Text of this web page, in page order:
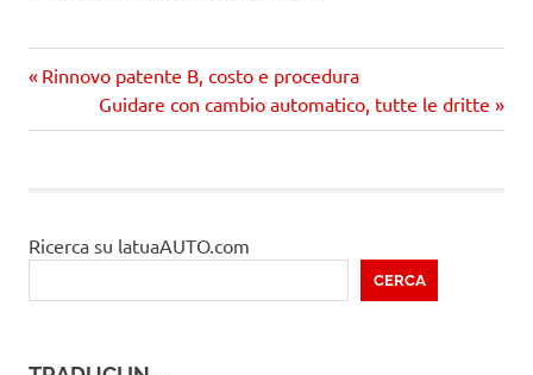
Navigazione
articoli
Precedente
articolo:
Rinnovo patente B, costo e procedura
Prossimo
articolo
Guidare con cambio automatico, tutte le dritte
Ricerca su latuaAUTO.com
CERCA